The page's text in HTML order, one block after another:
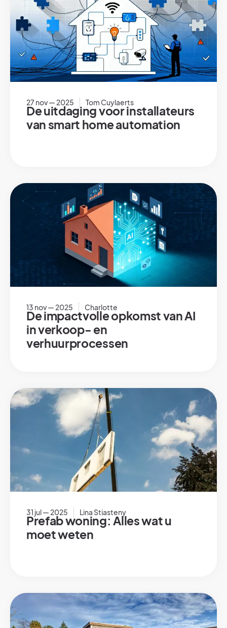
27 nov — 2025 Tom Cuylaerts
De uitdaging voor installateurs
van smart home automation
13 nov — 2025 Charlotte
De impactvolle opkomst van AI
in verkoop- en
verhuurprocessen
31 jul — 2025 Lina Stiasteny
Prefab woning: Alles wat u
moet weten